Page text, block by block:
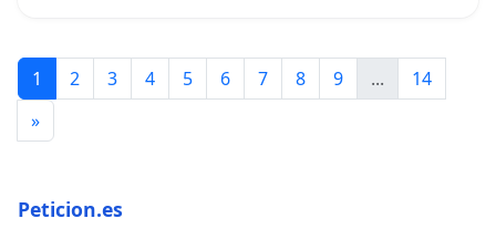
1 2 3 4 5 6 7 8 9 ...
14
»
Peticion.es